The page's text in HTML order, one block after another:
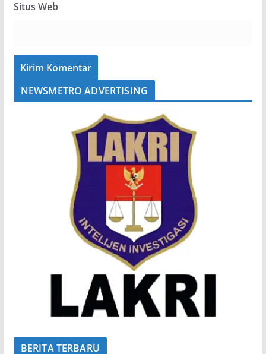
Situs Web
NEWSMETRO ADVERTISING
BERITA TERBARU